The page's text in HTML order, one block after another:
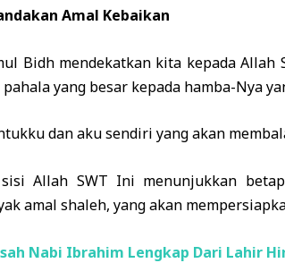
Amal Kebaikan
Bidh mendekatkan kita kepada
yang besar kepada hamba-Nya
dan aku sendiri yang akan
Allah SWT Ini menunjukkan
amal shaleh, yang akan
Nabi Ibrahim Lengkap Dari Lahir